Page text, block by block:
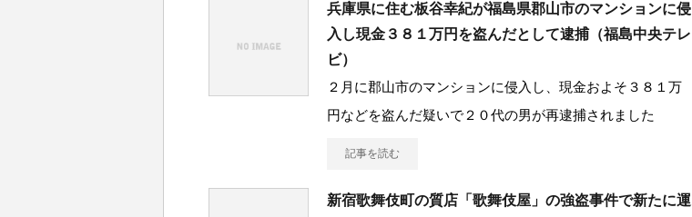
兵庫県に住む板谷幸紀が福島県郡山市のマンションに侵
入し現金３８１万円を盗んだとして逮捕（福島中央テレ
ビ）
２月に郡山市のマンションに侵入し、現金およそ３８１万
円などを盗んだ疑いで２０代の男が再逮捕されました
記事を読む
新宿歌舞伎町の質店「歌舞伎屋」の強盗事件で新たに運